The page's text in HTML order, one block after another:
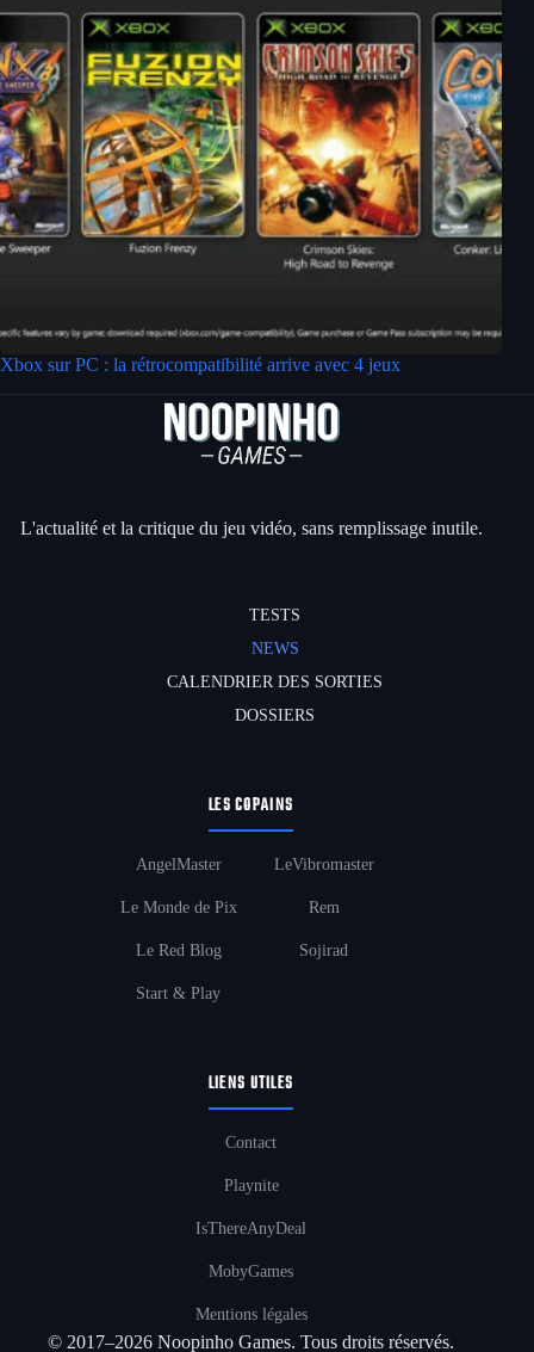
Xbox sur PC : la rétrocompatibilité arrive avec 4 jeux
L'actualité et la critique du jeu vidéo, sans remplissage inutile.
TESTS
NEWS
CALENDRIER DES SORTIES
DOSSIERS
LES COPAINS
AngelMaster
Le Monde de Pix
Le Red Blog
Start & Play
LeVibromaster
Rem
Sojirad
LIENS UTILES
Contact
Playnite
IsThereAnyDeal
MobyGames
Mentions légales
© 2017–2026 Noopinho Games. Tous droits réservés.